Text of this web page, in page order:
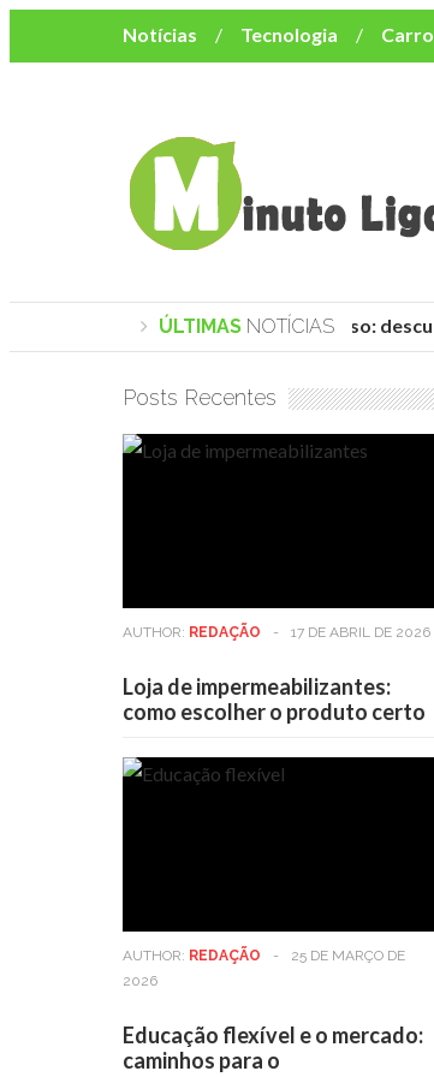
Notícias Tecnologia
Mulher
Bem-Estar
ÚLTIMAS NOTÍCIAS
Praias de Trancoso:
Posts Recentes
AUTHOR: REDAÇÃO - 17 DE ABRIL DE 2026
Loja de impermeabilizantes:
como escolher o produto certo
AUTHOR: REDAÇÃO -
25 DE MARÇO DE
2026
Educação flexível e o mercado:
caminhos para o